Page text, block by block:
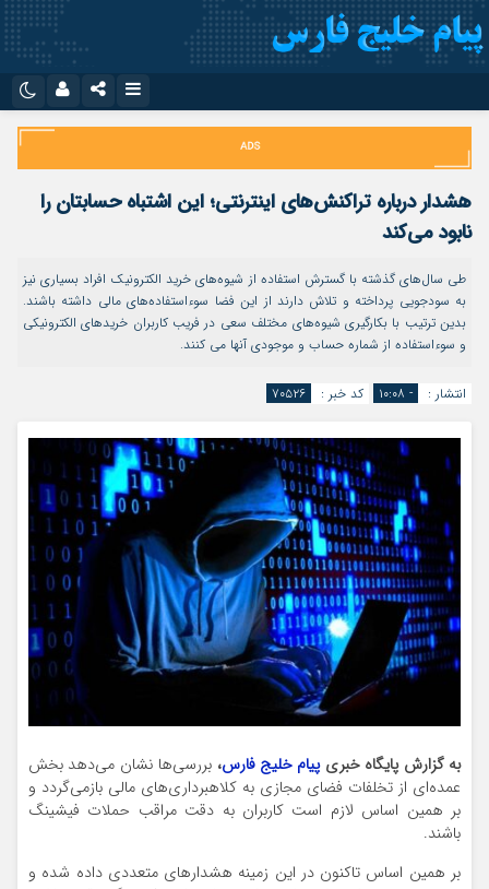
اینستاگرام
تلگرام
سروش
ایتا
آپارات
نام کاربری یا نشانی ایمیل
مرا به خاطر بسپار
هشدار درباره تراکنش‌های اینترنتی؛ این اشتباه حسابتان را
نابود می‌کند
طی سال‌های گذشته با گسترش استفاده از شیوه‌های خرید الکترونیک افراد بسیاری نیز
به سودجویی پرداخته و تلاش دارند از این فضا سوءاستفاده‌های مالی داشته باشند.
بدین ترتیب با بکارگیری شیوه‌های مختلف سعی در فریب کاربران خریدهای الکترونیکی
و سوءاستفاده از شماره حساب و موجودی آنها می کنند.
انتشار : - ۱۰:۰۸ کد خبر : ۷۰۵۲۶
به گزارش پایگاه خبریپیام خلیج فارس، بررسی‌ها نشان می‌دهد بخش
عمده‌ای از تخلفات فضای مجازی به کلاهبرداری‌های مالی بازمی‌گردد و
بر همین اساس لازم است کاربران به دقت مراقب حملات فیشینگ
باشند.
بر همین اساس تاکنون در این زمینه هشدارهای متعددی داده شده و